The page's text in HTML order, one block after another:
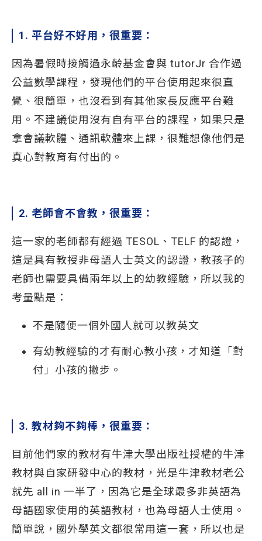
1. 平台好不好用，很重要：
因為暑假時接觸過永齡基金會與 tutorJr 合作過
公益數學課程，發現他們的平台使用起來很直
覺、很簡單，也沒看到有其他家長反應平台難
用。不建議使用沒有自有平台的課程，如果只是
拿會議軟體、通訊軟體來上課，很難想像他們是
真心對教育有付出的。
2. 老師會不會教，很重要：
這一家的老師都有經過 TESOL、TELF 的認證，
這是具有教授非母語人士英文的認證，教孩子的
老師也需要具備兩年以上的幼教經驗，所以我的
考量點是：
不是隨便一個外國人就可以教英文
有幼教經驗的才有耐心教小孩，才知道「對
付」小孩的撇步。
3. 教材夠不夠棒，很重要：
目前他們家的教材有牛津大學出版社授權的牛津
教材與自家研發中心的教材，光是牛津教材老公
就先 all in 一半了，因為它是全球最多非英語為
母語國家使用的英語教材，也為母語人士使用。
簡單說，國外學英文都很常用這一套，所以也是